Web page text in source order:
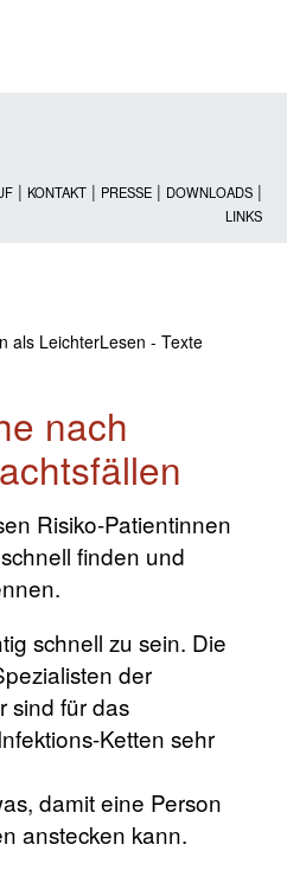
| KONTAKT | PRESSE | DOWNLOADS |
LINKS
als LeichterLesen - Texte
nach
Risiko-Patientinnen
finden und
schnell zu sein. Die
der
sind für das
Ketten sehr
damit eine Person
anstecken kann.